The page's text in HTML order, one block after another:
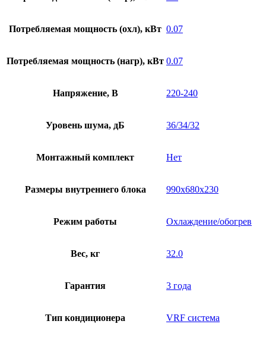
Потребляемая мощность (охл), кВт 0.07
Потребляемая мощность (нагр), кВт 0.07
Напряжение, В 220-240
Уровень шума, дБ 36/34/32
Монтажный комплект Нет
Размеры внутреннего блока 990х680х230
Режим работы Охлаждение/обогрев
Вес, кг 32.0
Гарантия 3 года
Тип кондиционера VRF система